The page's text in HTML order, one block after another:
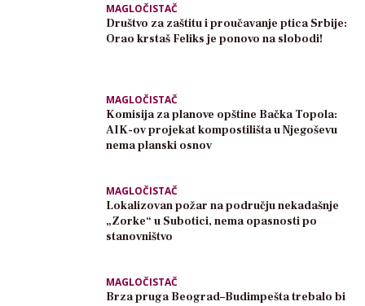
MAGLOČISTAČ
Društvo za zaštitu i proučavanje ptica Srbije:
Orao krstaš Feliks je ponovo na slobodi!
MAGLOČISTAČ
Komisija za planove opštine Bačka Topola:
AIK-ov projekat kompostilišta u Njegoševu
nema planski osnov
MAGLOČISTAČ
Lokalizovan požar na području nekadašnje
„Zorke“ u Subotici, nema opasnosti po
stanovništvo
MAGLOČISTAČ
Brza pruga Beograd–Budimpešta trebalo bi